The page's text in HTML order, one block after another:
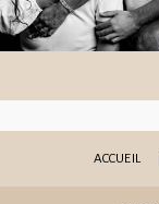
ACCUEIL